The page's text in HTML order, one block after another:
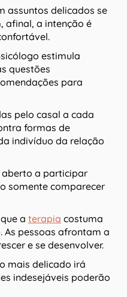
assuntos delicados se
afinal, a intenção é
estimula
questões
para
pelo casal a cada
formas de
indivíduo da relação
aberto a participar
somente comparecer
a terapia costuma
As pessoas afrontam a
e se desenvolver.
mais delicado irá
indesejáveis poderão